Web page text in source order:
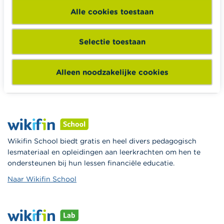
Alle cookies toestaan
Selectie toestaan
Alleen noodzakelijke cookies
betrouwbare en handige informatie ter beschikking,
onafhankelijk van private financiële spelers.
Lees meer over Wikifin
Wikifin School biedt gratis en heel divers pedagogisch
lesmateriaal en opleidingen aan leerkrachten om hen te
ondersteunen bij hun lessen financiële educatie.
Naar Wikifin School